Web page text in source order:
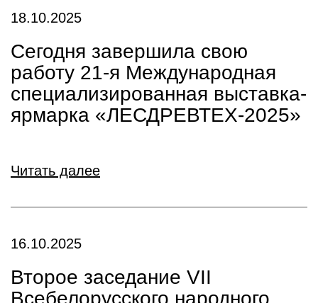
18.10.2025
Сегодня завершила свою
работу 21-я Международная
специализированная выставка-
ярмарка «ЛЕСДРЕВТЕХ-2025»
Читать далее
16.10.2025
Второе заседание VII
Всебелорусского народного